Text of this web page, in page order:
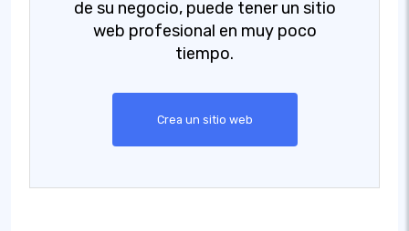
de su negocio, puede tener un sitio
web profesional en muy poco
tiempo.
Crea un sitio web